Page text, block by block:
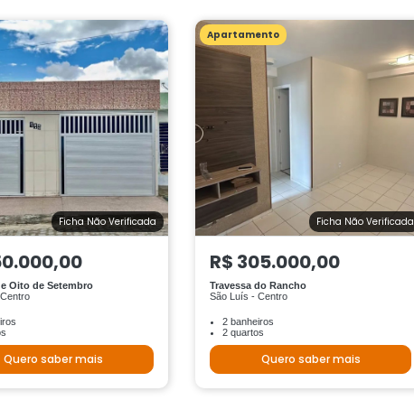
Ficha Não Verificada
Oito de Setembro
Quero saber mais
Apartamento
Ficha Não Verificada
R$ 305.000,00
Travessa do Rancho
São Luís - Centro
2 banheiros
2 quartos
Quero saber mais